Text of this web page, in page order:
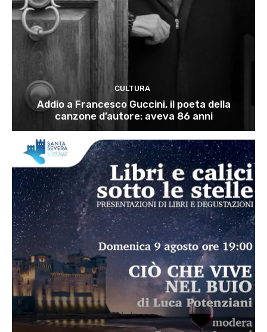
CULTURA
Addio a Francesco Guccini, il poeta della
canzone d’autore: aveva 86 anni